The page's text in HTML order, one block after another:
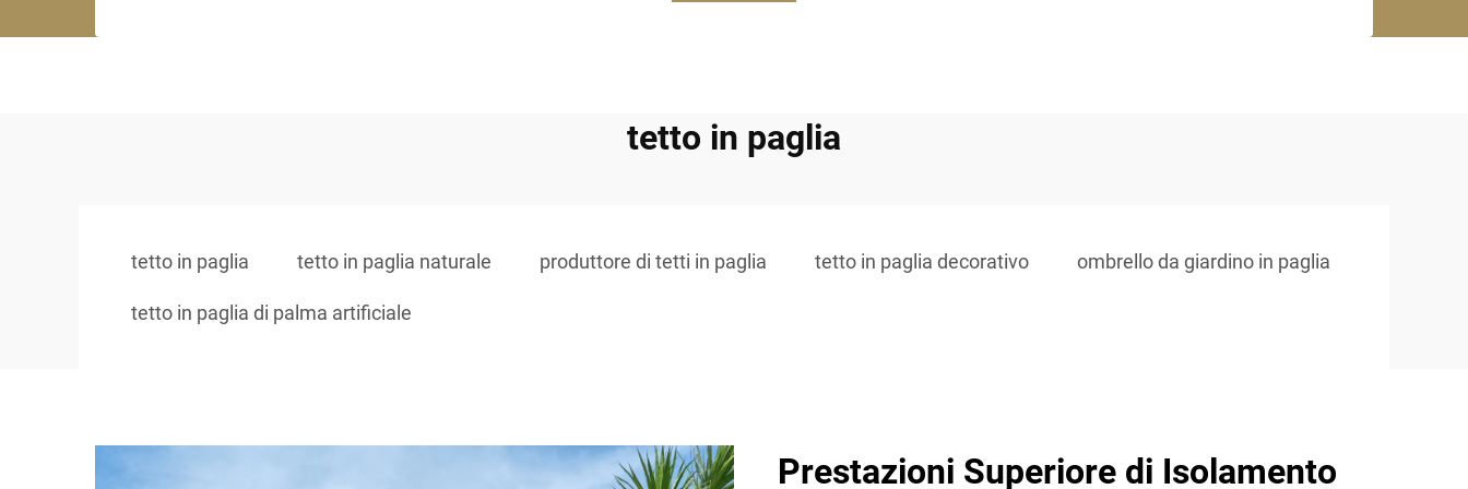
tetto in paglia
tetto in paglia tetto in paglia naturale produttore di tetti in paglia tetto in paglia decorativo ombrello da giardino in paglia
tetto in paglia di palma artificiale
Prestazioni Superiore di Isolamento